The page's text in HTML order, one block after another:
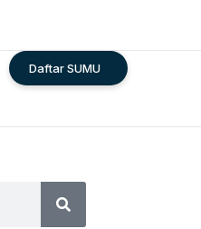
Daftar SUMU